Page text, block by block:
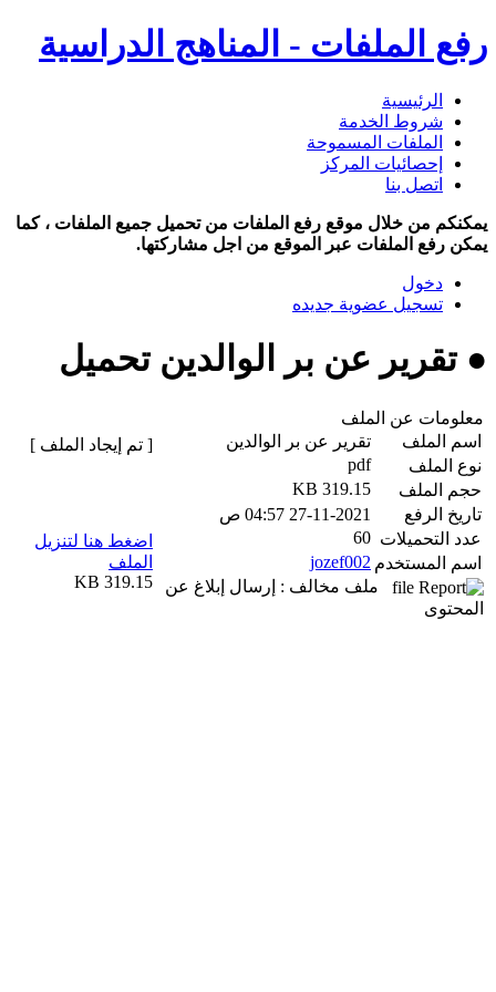
رفع الملفات - المناهج الدراسية
الرئيسية
شروط الخدمة
الملفات المسموحة
إحصائيات المركز
اتصل بنا
يمكنكم من خلال موقع رفع الملفات من تحميل جميع الملفات ، كما
يمكن رفع الملفات عبر الموقع من اجل مشاركتها.
دخول
تسجيل عضوية جديده
● تقرير عن بر الوالدين تحميل
معلومات عن الملف
اسم الملف
تقرير عن بر الوالدين
نوع الملف
pdf
حجم الملف
319.15 KB
تاريخ الرفع
27-11-2021 04:57 ص
عدد التحميلات 60
اسم المستخدم jozef002
ملف مخالف : إرسال إبلاغ عن
المحتوى
[ تم إيجاد الملف ]
اضغط هنا لتنزيل
الملف
319.15 KB